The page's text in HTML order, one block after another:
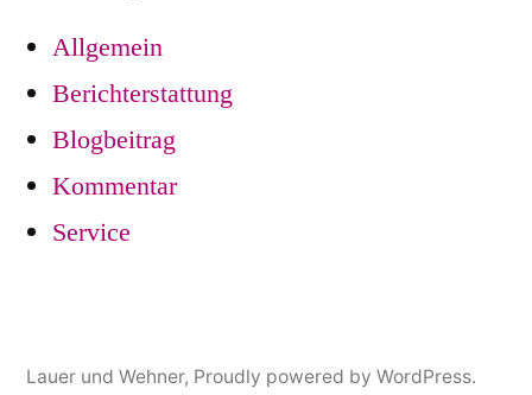
Allgemein
Berichterstattung
Blogbeitrag
Kommentar
Service
Lauer und Wehner, Proudly powered by WordPress.